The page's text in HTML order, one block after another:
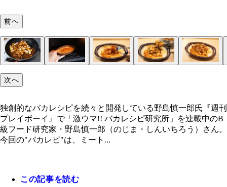
トソースとの一体感を味わおう！
が、ミートドリアならなんでもOKだ
プするのもアリ！
べながら足していこう
前へ
次へ
独創的なバカレシピを続々と開発している野島慎一郎氏『週刊
プレイボーイ』で「激ウマ!! バカレシピ研究所」を連載中のB
級フード研究家・野島慎一郎（のじま・しんいちろう）さん。
今回の"バカレピ"は、ミート...
この記事を読む